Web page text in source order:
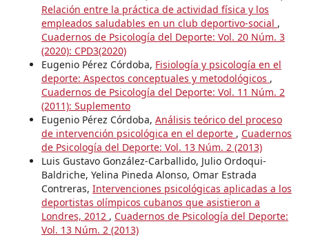
Relación entre la práctica de actividad física y los
empleados saludables en un club deportivo-social ,
Cuadernos de Psicología del Deporte: Vol. 20 Núm. 3
(2020): CPD3(2020)
Eugenio Pérez Córdoba, Fisiología y psicología en el
deporte: Aspectos conceptuales y metodológicos ,
Cuadernos de Psicología del Deporte: Vol. 11 Núm. 2
(2011): Suplemento
Eugenio Pérez Córdoba, Análisis teórico del proceso
de intervención psicológica en el deporte , Cuadernos
de Psicología del Deporte: Vol. 13 Núm. 2 (2013)
Luis Gustavo González-Carballido, Julio Ordoqui-
Baldriche, Yelina Pineda Alonso, Omar Estrada
Contreras, Intervenciones psicológicas aplicadas a los
deportistas olímpicos cubanos que asistieron a
Londres, 2012 , Cuadernos de Psicología del Deporte:
Vol. 13 Núm. 2 (2013)